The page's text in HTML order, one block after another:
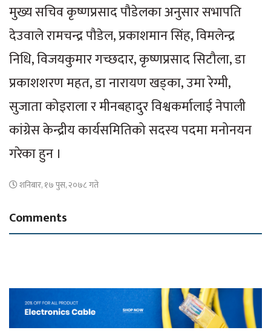
मुख्य सचिव कृष्णप्रसाद पौडेलका अनुसार सभापति
देउवाले रामचन्द्र पौडेल, प्रकाशमान सिंह, विमलेन्द्र
निधि, विजयकुमार गच्छदार, कृष्णप्रसाद सिटौला, डा
प्रकाशशरण महत, डा नारायण खड्का, उमा रेग्मी,
सुजाता कोइराला र मीनबहादुर विश्वकर्मालाई नेपाली
कांग्रेस केन्द्रीय कार्यसमितिको सदस्य पदमा मनोनयन
गरेका हुन ।
शनिबार, १७ पुस, २०७८ गते
Comments